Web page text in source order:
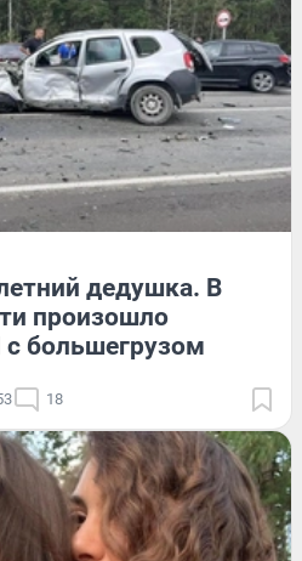
дедушка. В
произошло
большегрузом
18